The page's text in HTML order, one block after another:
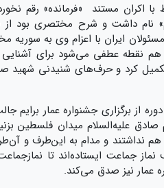
مستند «فرمانده» رقم
نام داشت و شرح مختصری بود از
ایران با اعزام وی به سوریه
نقطه عطفی می‌شود برای آشنایی
کرد و حرف‌های شنیدنی شهید
از برگزاری جشنواره عمار برایم
علیه‌السلام میدان فلسطین
نداشتند و مدام به این‌طرف و
نماز جماعت ایستاده‌اند تا
عمار نیز صدق می‌کند.